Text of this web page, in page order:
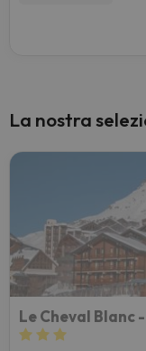
La nostra
Le Cheval Blanc